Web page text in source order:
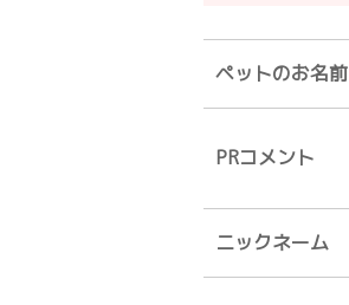
ペットのお名前
PRコメント
ニックネーム